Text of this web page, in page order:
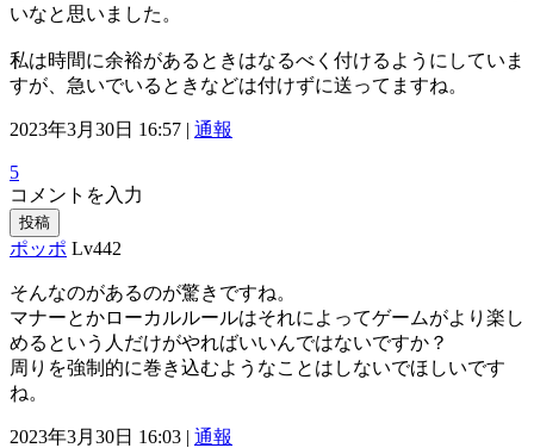
いなと思いました。
私は時間に余裕があるときはなるべく付けるようにしていま
すが、急いでいるときなどは付けずに送ってますね。
2023年3月30日 16:57 | 通報
5
コメントを入力
投稿
ポッポ Lv442
そんなのがあるのが驚きですね。
マナーとかローカルルールはそれによってゲームがより楽し
めるという人だけがやればいいんではないですか？
周りを強制的に巻き込むようなことはしないでほしいです
ね。
2023年3月30日 16:03 | 通報